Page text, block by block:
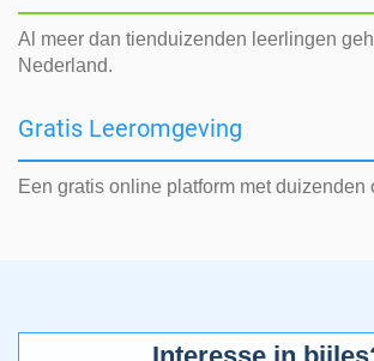
Al meer dan tienduizenden leerlingen
Nederland.
Gratis Leeromgeving
Een gratis online platform met duizenden